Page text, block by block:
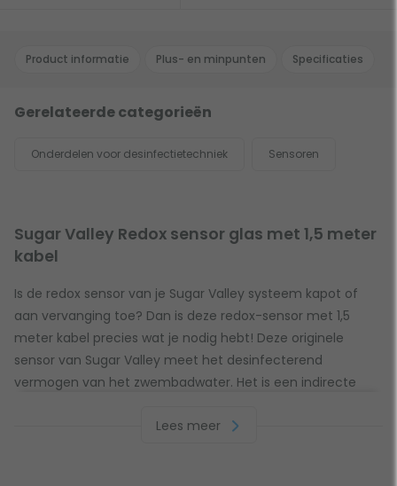
Product informatie Plus- en minpunten Specificaties
Gerelateerde categorieën
Onderdelen voor desinfectietechniek Sensoren
Sugar Valley Redox sensor glas met 1,5 meter
kabel
Is de redox sensor van je Sugar Valley systeem kapot of
aan vervanging toe? Dan is deze redox-sensor met 1,5
meter kabel precies wat je nodig hebt! Deze originele
sensor van Sugar Valley meet het desinfecterend
vermogen van het zwembadwater. Het is een indirecte
Lees meer